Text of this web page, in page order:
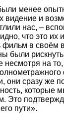
менее
видение и
нас, –
что это их
фильм в своём
были
несмотря на
они сразу же
которые
Это
пути».